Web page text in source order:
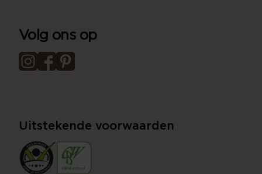
Volg ons op
Uitstekende voorwaarden